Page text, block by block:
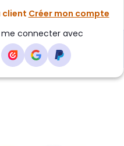
client Créer mon compte
connecter avec
panier •